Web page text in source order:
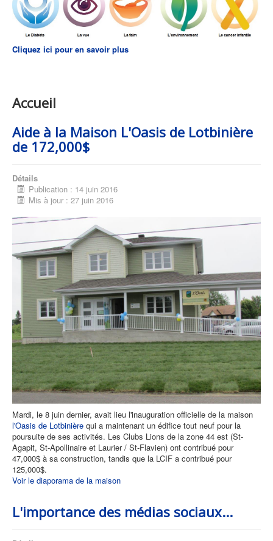
Cliquez ici pour en savoir plus
Accueil
Aide à la Maison L'Oasis de Lotbinière
de 172,000$
Détails
Publication : 14 juin 2016
Mis à jour : 27 juin 2016
Mardi, le 8 juin dernier, avait lieu l'inauguration officielle de la maison
l'Oasis de Lotbinière qui a maintenant un édifice tout neuf pour la
poursuite de ses activités. Les Clubs Lions de la zone 44 est (St-
Agapit, St-Apollinaire et Laurier / St-Flavien) ont contribué pour
47,000$ à sa construction, tandis que la LCIF a contribué pour
125,000$.
Voir le diaporama de la maison
L'importance des médias sociaux...